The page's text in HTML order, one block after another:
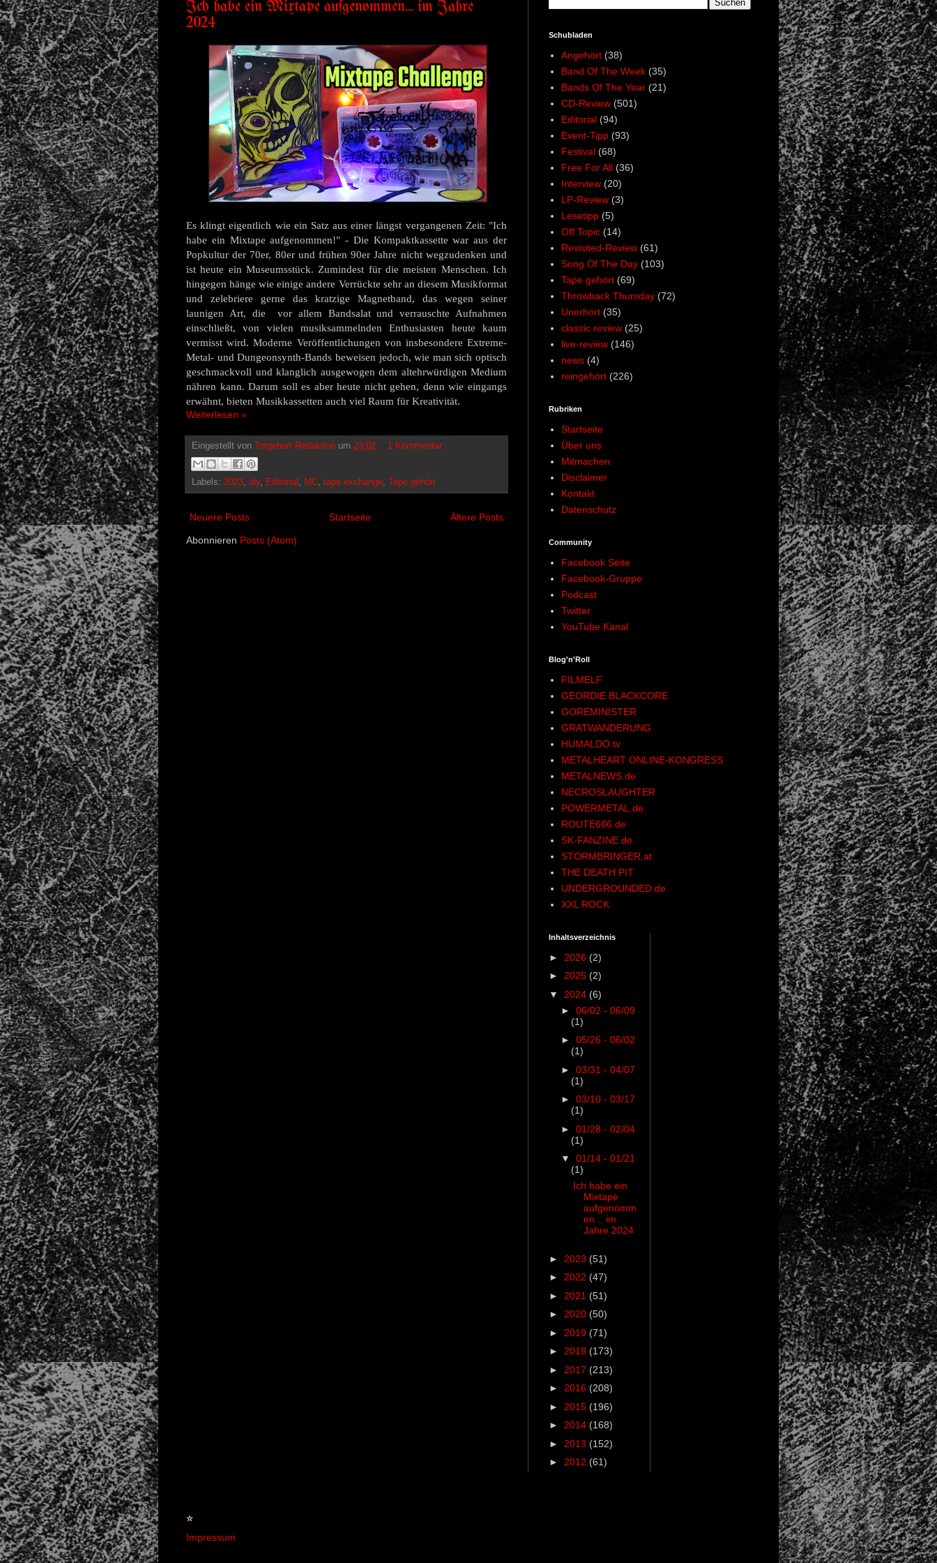
Ich habe ein Mixtape aufgenommen... im Jahre
2024
Es klingt eigentlich wie ein Satz aus einer längst vergangenen Zeit: "Ich
habe ein Mixtape aufgenommen!" - Die Kompaktkassette war aus der
Popkultur der 70er, 80er und frühen 90er Jahre nicht wegzudenken und
ist heute ein Museumsstück. Zumindest für die meisten Menschen. Ich
hingegen hänge wie einige andere Verrückte sehr an diesem Musikformat
und zelebriere gerne das kratzige Magnetband, das wegen seiner
launigen Art, die vor allem Bandsalat und verrauschte Aufnahmen
einschließt,von vielen musiksammelnden Enthusiasten heute kaum
vermisst wird. Moderne Veröffentlichungen von insbesondere Extreme-
Metal- und Dungeonsynth-Bands beweisen jedoch, wie man sich optisch
geschmackvoll und klanglich ausgewogen dem altehrwürdigen Medium
nähren kann. Darum soll es aber heute nicht gehen, denn wie eingangs
erwähnt, bieten Musikkassetten auch viel Raum für Kreativität.
Weiterlesen »
Eingestellt von Totgehört Redaktion um 23:02 1 Kommentar:
Labels: 2023, diy, Editorial , MC, tape exchange, Tape gehört
Neuere Posts Ältere Posts
Startseite
Abonnieren Posts (Atom)
Schubladen
Angehört (38)
Band Of The Week (35)
Bands Of The Year (21)
CD-Review (501)
Editorial (94)
Event-Tipp (93)
Festival (68)
Free For All (36)
Interview (20)
LP-Review (3)
Lesetipp (5)
Off Topic (14)
Revisited-Review (61)
Song Of The Day (103)
Tape gehört (69)
Throwback Thursday (72)
Unerhört (35)
classic review (25)
live-review (146)
news (4)
reingehört (226)
Rubriken
Startseite
Über uns
Mitmachen
Disclaimer
Kontakt
Datenschutz
Community
Facebook Seite
Facebook-Gruppe
Podcast
Twitter
YouTube Kanal
Blog'n'Roll
FILMELF
GEORDIE BLACKCORE
GOREMINISTER
GRATWANDERUNG
HUMALDO.tv
METALHEART ONLINE-KONGRESS
METALNEWS.de
NECROSLAUGHTER
POWERMETAL.de
ROUTE666.de
SK-FANZINE.de
STORMBRINGER.at
THE DEATH PIT
UNDERGROUNDED.de
XXL ROCK
Inhaltsverzeichnis
► 2026 (2)
► 2025 (2)
▼ 2024 (6)
► 06/02 - 06/09
(1)
► 05/26 - 06/02
(1)
► 03/31 - 04/07
(1)
► 03/10 - 03/17
(1)
► 01/28 - 02/04
(1)
▼ 01/14 - 01/21
(1)
Ich habe ein
Mixtape
aufgenomm
en... im
Jahre 2024
► 2023 (51)
► 2022 (47)
► 2021 (51)
► 2020 (50)
► 2019 (71)
► 2018 (173)
► 2017 (213)
► 2016 (208)
► 2015 (196)
► 2014 (168)
► 2013 (152)
► 2012 (61)
☆
Impressum